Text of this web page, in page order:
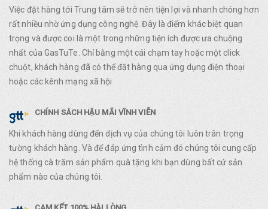
Việc đặt hàng tới Trung tâm sẽ trở nên tiện lợi và nhanh chóng hơn
rất nhiều nhờ ứng dụng công nghệ. Đây là điểm khác biệt quan
trọng và được coi là một trong những tiện ích được ưa chuộng
nhất của GasTuTe. Chỉ bằng một cái chạm tay hoặc một click
chuột, khách hàng đã có thể đặt hàng qua ứng dụng điện thoại
hoặc các kênh mạng xã hội
CHÍNH SÁCH HẬU MÃI VĨNH VIỄN
Khi khách hàng dùng đến dịch vụ của chúng tôi luôn trân trọng
tường khách hàng. Và để đáp ứng tình cảm đó chúng tôi cung cấp
hệ thống cà trăm sản phẩm quà tặng khi bạn dùng bất cứ sản
phẩm nào của chúng tôi.
CAM KẾT 100% HÀI LÒNG